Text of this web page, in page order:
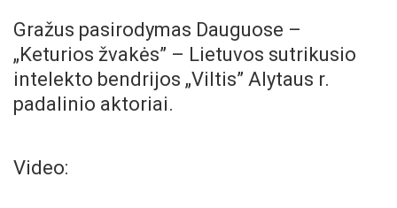
Gražus pasirodymas Dauguose –
„Keturios žvakės” – Lietuvos sutrikusio
intelekto bendrijos „Viltis” Alytaus r.
padalinio aktoriai.
Video: